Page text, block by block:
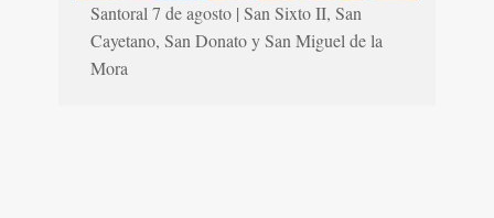
Santoral 7 de agosto | San Sixto II, San
Cayetano, San Donato y San Miguel de la
Mora